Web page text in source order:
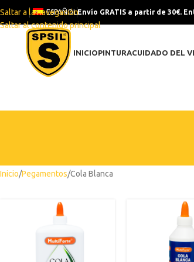
Saltar a la navegación
Saltar al contenido principal
ESPAÑOLEnvío GRATIS a partir de 30€.
INICIOPINTURACUIDADO DEL
Inicio Pegamentos Cola Blanca